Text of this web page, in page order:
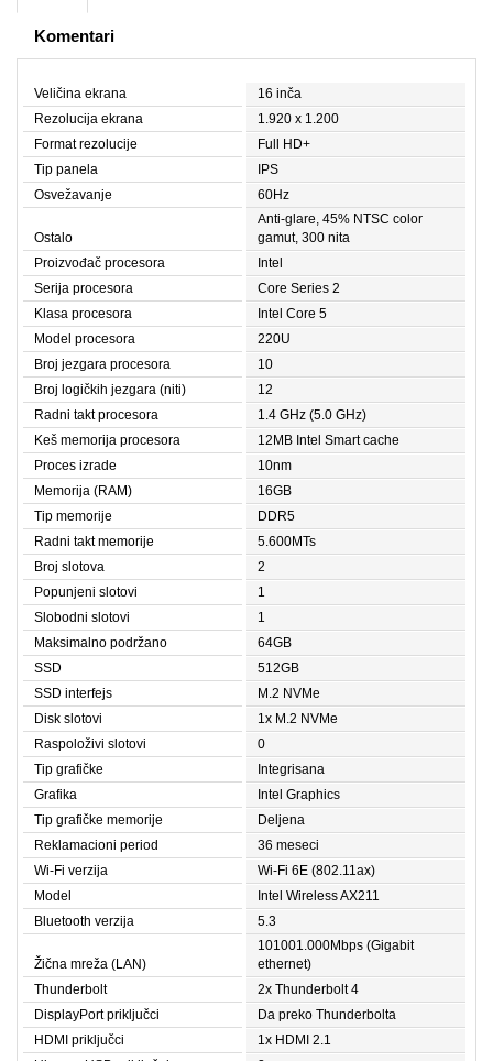
Komentari
Veličina ekrana
16 inča
Rezolucija ekrana
1.920 x 1.200
Format rezolucije
Full HD+
Tip panela
IPS
Osvežavanje
60Hz
Ostalo
Anti-glare, 45% NTSC color
gamut, 300 nita
Proizvođač procesora
Intel
Serija procesora
Core Series 2
Klasa procesora
Intel Core 5
Model procesora
220U
Broj jezgara procesora
10
Broj logičkih jezgara (niti)
12
Radni takt procesora
1.4 GHz (5.0 GHz)
Keš memorija procesora
12MB Intel Smart cache
Proces izrade
10nm
Memorija (RAM)
16GB
Tip memorije
DDR5
Radni takt memorije
5.600MTs
Broj slotova
2
Popunjeni slotovi
1
Slobodni slotovi
1
Maksimalno podržano
64GB
SSD
512GB
SSD interfejs
M.2 NVMe
Disk slotovi
1x M.2 NVMe
Raspoloživi slotovi
0
Tip grafičke
Integrisana
Grafika
Intel Graphics
Tip grafičke memorije
Deljena
Reklamacioni period
36 meseci
Wi-Fi verzija
Wi-Fi 6E (802.11ax)
Model
Intel Wireless AX211
Bluetooth verzija
5.3
Žična mreža (LAN)
101001.000Mbps (Gigabit
ethernet)
Thunderbolt
2x Thunderbolt 4
DisplayPort priključci
Da preko Thunderbolta
HDMI priključci
1x HDMI 2.1